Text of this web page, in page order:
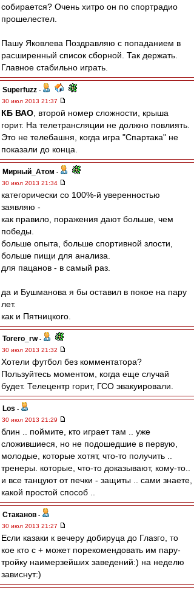
собирается? Очень хитро он по спортрадио
прошелестел.
Пашу Яковлева Поздравляю с попаданием в
расширенный список сборной. Так держать.
Главное стабильно играть.
Superfuzz -
30 июл 2013 21:37
КБ ВАО , второй номер сложности, крыша
горит. На телетрансляции не должно повлиять.
Это не телебашня, когда игра "Спартака" не
показали до конца.
Мирный_Атом -
30 июл 2013 21:34
категорически со 100%-й уверенностью
заявляю -
как правило, поражения дают больше, чем
победы.
больше опыта, больше спортивной злости,
больше пищи для анализа.
для пацанов - в самый раз.
да и Бушманова я бы оставил в покое на пару
лет.
как и Пятницкого.
Torero_rw-
30 июл 2013 21:32
Хотели футбол без комментатора?
Пользуйтесь моментом, когда еще случай
будет. Телецентр горит, ГСО эвакуировали.
Los -
30 июл 2013 21:29
блин .. поймите, кто играет там .. уже
сложившиеся, но не подошедшие в первую,
молодые, которые хотят, что-то получить ..
тренеры. которые, что-то доказывают, кому-то..
и все танцуют от печки - защиты .. сами знаете,
какой простой способ ..
Cтаканов -
30 июл 2013 21:27
Если казаки к вечеру добируца до Глазго, то
кое кто с + может порекомендовать им пару-
тройку наимерзейших заведений:) на неделю
зависнут:)